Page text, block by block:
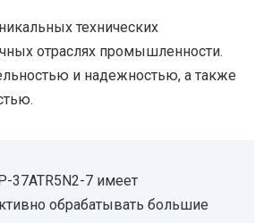
технических
отраслях промышленности.
и надежностью, а также
37ATR5N2-7 имеет
обрабатывать большие